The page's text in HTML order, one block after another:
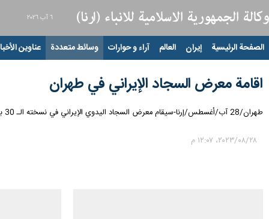
٦ آب ٢٠٢٦
الصفحة الرئيسية إيران العالم آراء و حوارات وسائط متعددة عناوين
اقامة معرض السجاد الإيراني في طهران
طهران/28 آب/أغسطس/إرنا-سیقام معرض السجاد اليدوي الإيراني في نسخته الـ 30 بهدف التعريف بالفن الأصيل والقديم والتعريف بقدرات تصدير السجاد الإيراني في الموقع الدائم لمعارض طهران الدولية لغایة 29 اغسطس 2023.
٢٨‏/٠٨‏/٢٠٢٣، ١٢:٠٧ م